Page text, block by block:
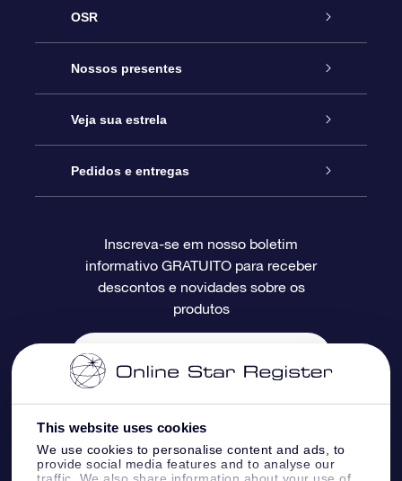
This website uses cookies
We use cookies to personalise content and ads, to
provide social media features and to analyse our
traffic. We also share information about your use of
OSR
Serviço
Entre em contato conosco
Blog
Avaliações
Nossos presentes
Presente estrelar on-line
Pacote de presente da OSR
O cartão de presente da OSR
Presentes corporativos
Veja sua estrela
Star Register
Página estelar personalizada
Um Milhão de Estrelas
OSR Starsaver
Aplicativo RV Fly me to the stars
Pedidos e entregas
Informações de pagamento
Política de devolução
Constelações
Inscreva-se em nosso boletim
informativo GRATUITO para receber
descontos e novidades sobre os
produtos